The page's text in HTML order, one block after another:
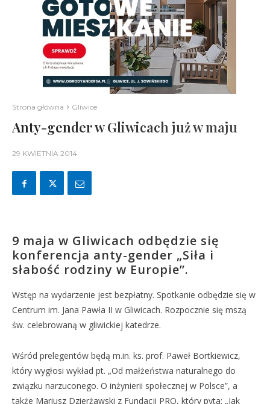
Strona główna Gliwice
Anty-gender w Gliwicach już w maju
29 KWIETNIA 2014
9 maja w Gliwicach odbędzie się
konferencja anty-gender „Siła i
słabość rodziny w Europie”.
Wstęp na wydarzenie jest bezpłatny. Spotkanie odbędzie się w
Centrum im. Jana Pawła II w Gliwicach. Rozpocznie się mszą
św. celebrowaną w gliwickiej katedrze.
Wśród prelegentów będą m.in. ks. prof. Paweł Bortkiewicz,
który wygłosi wykład pt. „Od małżeństwa naturalnego do
związku narzuconego. O inżynierii społecznej w Polsce”, a
także Mariusz Dzierżawski z Fundacji PRO, który pyta: „Jak